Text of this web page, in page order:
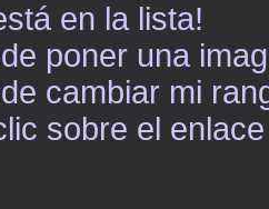
en la lista!
poner una
cambiar mi
sobre el